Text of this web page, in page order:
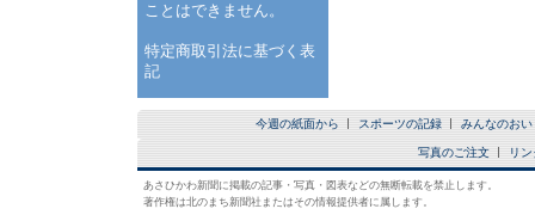
ことはできません。
特定商取引法に基づく表
記
今週の紙面から スポーツの記録 みんなのおい
写真のご注文 リン
あさひかわ新聞に掲載の記事・写真・図表などの無断転載を禁止します。
著作権は北のまち新聞社またはその情報提供者に属します。